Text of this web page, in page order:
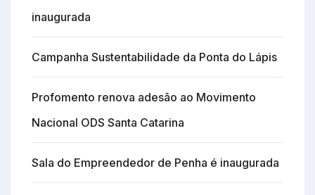
inaugurada
Campanha Sustentabilidade da Ponta do Lápis
Profomento renova adesão ao Movimento
Nacional ODS Santa Catarina
Sala do Empreendedor de Penha é inaugurada